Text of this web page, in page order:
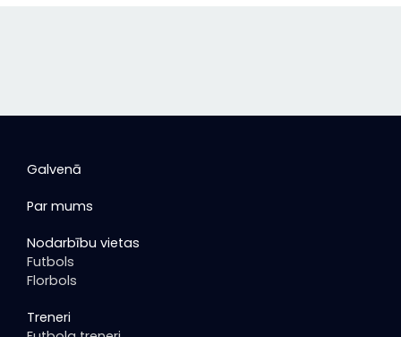
Galvenā
Par mums
Nodarbību vietas
Futbols
Florbols
Treneri